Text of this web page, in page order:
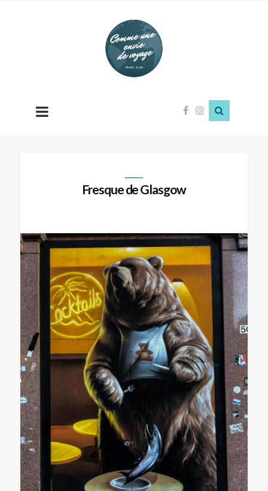
Comme
une
envie
de
Fresque de Glasgow